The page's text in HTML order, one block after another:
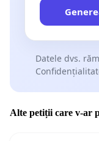
Datele dvs.
Alte petiții care v-ar